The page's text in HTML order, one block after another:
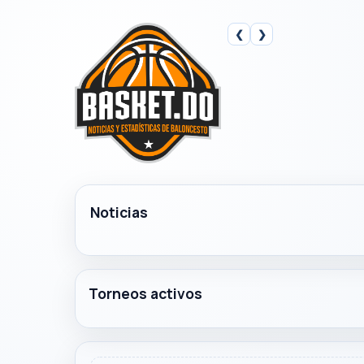
❮ ❯
Noticias
Torneos activos